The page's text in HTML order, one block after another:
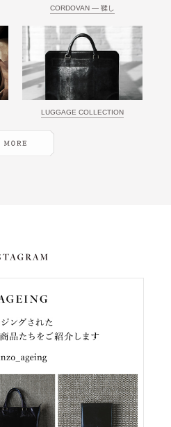
CORDOVAN ― 鞣し
LUGGAGE COLLECTION